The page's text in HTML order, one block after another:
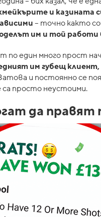
и казината
– точно както
им и той
по един много прост
им губещ
и постоянно се
просто неустоими.
да правят